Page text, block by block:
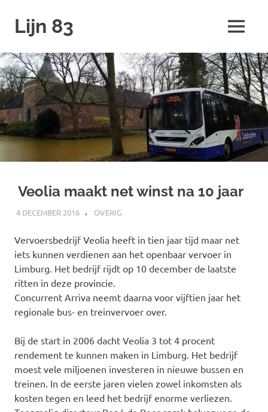
naar
inhoud
Lijn 83 MENU
Veolia maakt net winst na 10 jaar
4 DECEMBER 2016 SPOORZOEKER
OVERIG
Vervoersbedrijf Veolia heeft in tien jaar tijd maar net
iets kunnen verdienen aan het openbaar vervoer in
Limburg. Het bedrijf rijdt op 10 december de laatste
ritten in deze provincie.
Concurrent Arriva neemt daarna voor vijftien jaar het
regionale bus- en treinvervoer over.
Bij de start in 2006 dacht Veolia 3 tot 4 procent
rendement te kunnen maken in Limburg. Het bedrijf
moest vele miljoenen investeren in nieuwe bussen en
treinen. In de eerste jaren vielen zowel inkomsten als
kosten tegen en leed het bedrijf enorme verliezen.